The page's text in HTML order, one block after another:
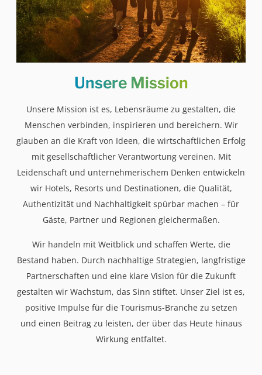
Unsere Mission
Unsere Mission ist es, Lebensräume zu gestalten, die
Menschen verbinden, inspirieren und bereichern. Wir
glauben an die Kraft von Ideen, die wirtschaftlichen Erfolg
mit gesellschaftlicher Verantwortung vereinen. Mit
Leidenschaft und unternehmerischem Denken entwickeln
wir Hotels, Resorts und Destinationen, die Qualität,
Authentizität und Nachhaltigkeit spürbar machen – für
Gäste, Partner und Regionen gleichermaßen.
Wir handeln mit Weitblick und schaffen Werte, die
Bestand haben. Durch nachhaltige Strategien, langfristige
Partnerschaften und eine klare Vision für die Zukunft
gestalten wir Wachstum, das Sinn stiftet. Unser Ziel ist es,
positive Impulse für die Tourismus-Branche zu setzen
und einen Beitrag zu leisten, der über das Heute hinaus
Wirkung entfaltet.